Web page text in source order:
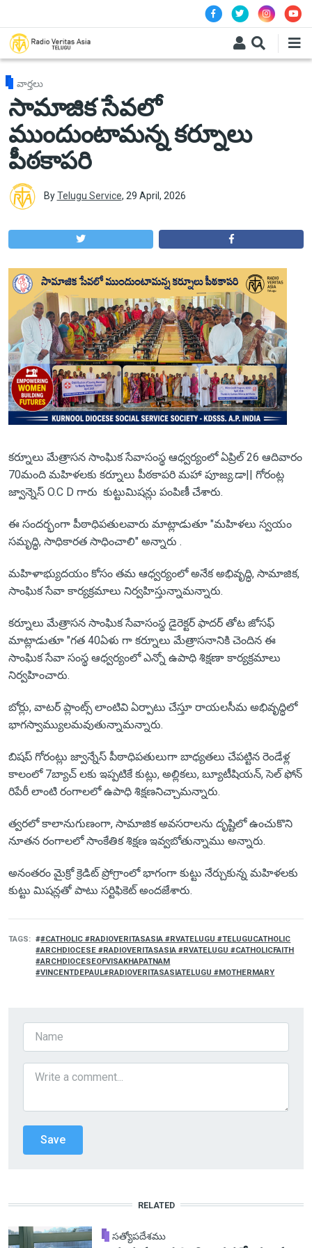
వార్తలు
సామాజిక సేవలో
ముందుంటామన్న కర్నూలు
పీఠకాపరి
ByTelugu Service, 29 April, 2026
కర్నూలు మేత్రాసన సాంఘిక సేవాసంస్థ ఆధ్వర్యంలో ఏప్రిల్ 26 ఆదివారం
70మంది మహిళలకు కర్నూలు పీఠకాపరి మహా పూజ్య.డా|| గోరంట్ల
జ్వాన్నెస్ O.C D గారు కుట్టుమిషన్లు పంపిణీ చేశారు.
ఈ సందర్భంగా పీఠాధిపతులవారు మాట్లాడుతూ "మహిళలు స్వయం
సమృద్ధి, సాధికారత సాధించాలి" అన్నారు .
మహిళాభ్యుదయం కోసం తమ ఆధ్వర్యంలో అనేక అభివృద్ధి, సామాజిక,
సాంఘిక సేవా కార్యక్రమాలు నిర్వహిస్తున్నామన్నారు.
కర్నూలు మేత్రాసన సాంఘిక సేవాసంస్థ డైరెక్టర్ ఫాదర్ తోట జోసఫ్
మాట్లాడుతూ "గత 40ఏళు గా కర్నూలు మేత్రాసనానికి చెందిన ఈ
సాంఘిక సేవా సంస్థ ఆధ్వర్యంలో ఎన్నో ఉపాధి శిక్షణా కార్యక్రమాలు
నిర్వహించారు.
బోర్లు, వాటర్ ప్లాంట్స్ లాంటివి ఏర్పాటు చేస్తూ రాయలసీమ అభివృద్ధిలో
భాగస్వామ్యులమవుతున్నామన్నారు.
బిషప్ గోరంట్లు జ్వాన్నేస్ పీఠాధిపతులుగా బాధ్యతలు చేపట్టిన రెండేళ్ల
కాలంలో 7బ్యాచ్ లకు ఇప్పటికే కుట్లు, అల్లికలు, బ్యూటీషియన్, సెల్ ఫోన్
రిపేరీ లాంటి రంగాలలో ఉపాధి శిక్షణనిచ్చామన్నారు.
త్వరలో కాలానుగుణంగా, సామాజిక అవసరాలను దృష్టిలో ఉంచుకొని
నూతన రంగాలలో సాంకేతిక శిక్షణ ఇవ్వబోతున్నాము అన్నారు.
అనంతరం మైక్రో క్రెడిట్ ప్రోగ్రాంలో భాగంగా కుట్టు నేర్చుకున్న మహిళలకు
కుట్టు మిషన్లతో పాటు సర్టిఫికెట్ అందజేశారు.
TAGS
#CATHOLIC #RADIOVERITASASIA #RVATELUGU #TELUGUCATHOLIC
#ARCHDIOCESE #RADIOVERITASASIA #RVATELUGU #CATHOLICFAITH
#ARCHDIOCESEOFVISAKHAPATNAM
#VINCENTDEPAUL#RADIOVERITASASIATELUGU #MOTHERMARY
RELATED
సత్యోపదేశము